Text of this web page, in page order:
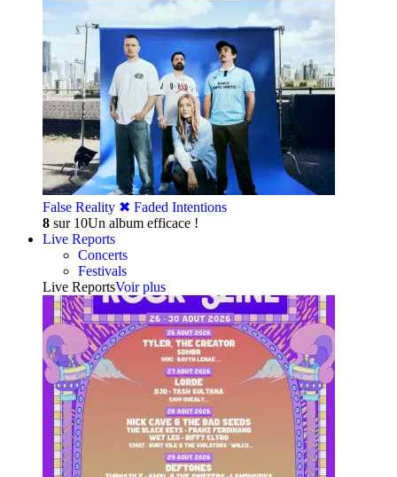
False Reality ✖︎ Faded Intentions
8 sur 10Un album efficace !
Live Reports
Concerts
Festivals
Live ReportsVoir plus